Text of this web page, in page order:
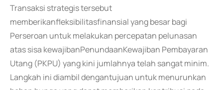
Transaksi strategis tersebut
memberikanfleksibilitasfinansial yang besar bagi
Perseroan untuk melakukan percepatan pelunasan
atas sisa kewajibanPenundaanKewajiban Pembayaran
Utang (PKPU) yang kini jumlahnya telah sangat minim.
Langkah ini diambil dengantujuan untuk menurunkan